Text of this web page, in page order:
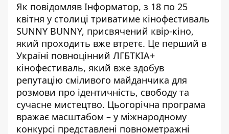
Як повідомляв Інформатор, з 18 по 25
квітня у столиці триватиме кінофестиваль
SUNNY BUNNY, присвячений квір-кіно,
який проходить вже втретє. Це перший в
Україні повноцінний ЛГБТКІА+
кінофестиваль, який вже здобув
репутацію сміливого майданчика для
розмови про ідентичність, свободу та
сучасне мистецтво. Цьогорічна програма
вражає масштабом – у міжнародному
конкурсі представлені повнометражні